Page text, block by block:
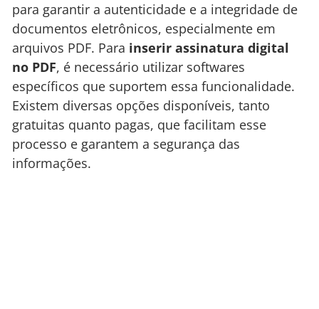
para garantir a autenticidade e a integridade de
documentos eletrônicos, especialmente em
arquivos PDF. Para inserir assinatura digital
no PDF, é necessário utilizar softwares
específicos que suportem essa funcionalidade.
Existem diversas opções disponíveis, tanto
gratuitas quanto pagas, que facilitam esse
processo e garantem a segurança das
informações.